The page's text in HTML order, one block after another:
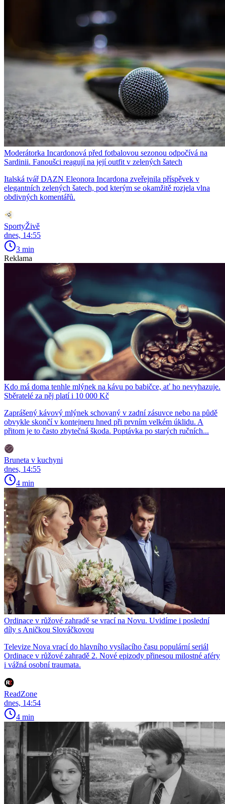
Moderátorka Incardonová před fotbalovou sezonou odpočívá na
Sardinii. Fanoušci reagují na její outfit v zelených šatech
Italská tvář DAZN Eleonora Incardona zveřejnila příspěvek v
elegantních zelených šatech, pod kterým se okamžitě rozjela vlna
obdivných komentářů.
SportyŽivě
dnes, 14:55
3 min
Reklama
Kdo má doma tenhle mlýnek na kávu po babičce, ať ho nevyhazuje.
Sběratelé za něj platí i 10 000 Kč
Zaprášený kávový mlýnek schovaný v zadní zásuvce nebo na půdě
obvykle skončí v kontejneru hned při prvním velkém úklidu. A
přitom je to často zbytečná škoda. Poptávka po starých ručních...
Bruneta v kuchyni
dnes, 14:55
4 min
Ordinace v růžové zahradě se vrací na Novu. Uvidíme i poslední
díly s Aničkou Slováčkovou
Televize Nova vrací do hlavního vysílacího času populární seriál
Ordinace v růžové zahradě 2. Nové epizody přinesou milostné aféry
i vážná osobní traumata.
ReadZone
dnes, 14:54
4 min